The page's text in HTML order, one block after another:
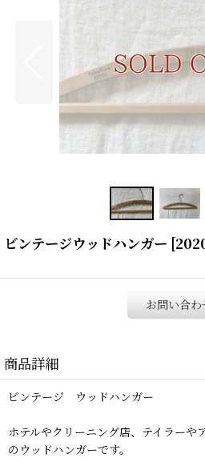
ビンテージウッドハンガー [
お問い合わ
商品詳細
ビンテージ ウッドハンガー
ホテルやクリーニング店、テイラーや
のウッドハンガーです。